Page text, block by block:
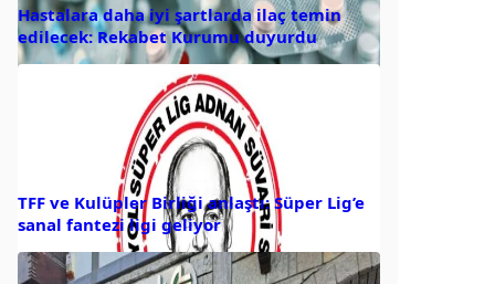
Hastalara daha iyi şartlarda ilaç temin
edilecek: Rekabet Kurumu duyurdu
TFF ve Kulüpler Birliği anlaştı: Süper Lig’e
sanal fantezi ligi geliyor